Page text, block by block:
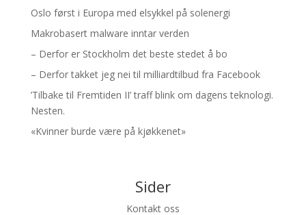
Oslo først i Europa med elsykkel på solenergi
Makrobasert malware inntar verden
– Derfor er Stockholm det beste stedet å bo
– Derfor takket jeg nei til milliardtilbud fra Facebook
’Tilbake til Fremtiden II’ traff blink om dagens teknologi.
Nesten.
«Kvinner burde være på kjøkkenet»
Sider
Kontakt oss